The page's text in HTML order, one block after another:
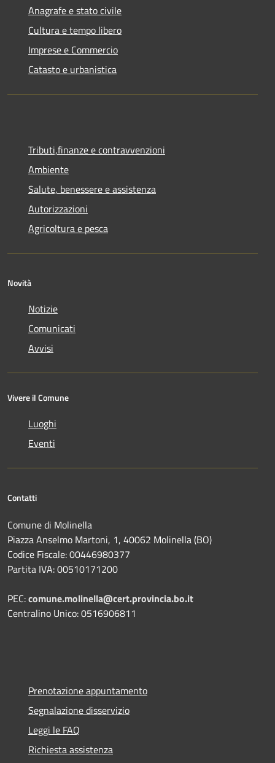
Anagrafe e stato civile
Cultura e tempo libero
Imprese e Commercio
Catasto e urbanistica
Tributi,finanze e contravvenzioni
Ambiente
Salute, benessere e assistenza
Autorizzazioni
Agricoltura e pesca
Novità
Notizie
Comunicati
Avvisi
Vivere il Comune
Luoghi
Eventi
Contatti
Comune di Molinella
Piazza Anselmo Martoni, 1, 40062 Molinella (BO)
Codice Fiscale: 00446980377
Partita IVA: 00510171200
PEC:comune.molinella@cert.provincia.bo.it
Centralino Unico: 0516906811
Prenotazione appuntamento
Segnalazione disservizio
Leggi le FAQ
Richiesta assistenza